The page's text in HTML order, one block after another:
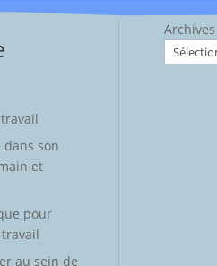
son
et
pour
au sein de
Archives